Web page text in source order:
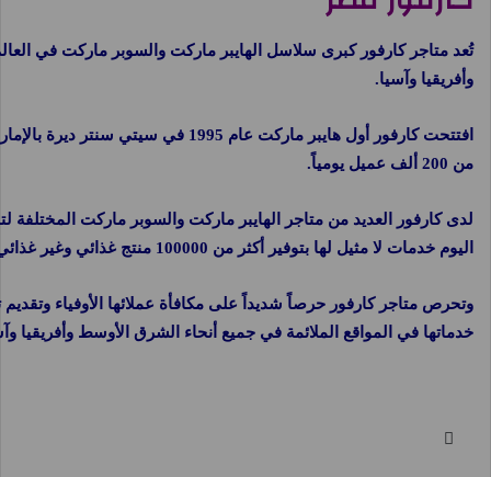
وأفريقيا وآسيا.
من 200 ألف عميل يومياً.
لدى كارفور العديد من متاجر الهايبر ماركت والسوبر ماركت المختلفة
اليوم خدمات لا مثيل لها بتوفير أكثر من 100000 منتج غذائي وغير غذائي، بالإضافة إلى آلاف السلع المنزلية.
وتحرص متاجر كارفور حرصاً شديداً على مكافأة عملائها الأوفياء
خدماتها في المواقع الملائمة في جميع أنحاء الشرق الأوسط وأفريقيا